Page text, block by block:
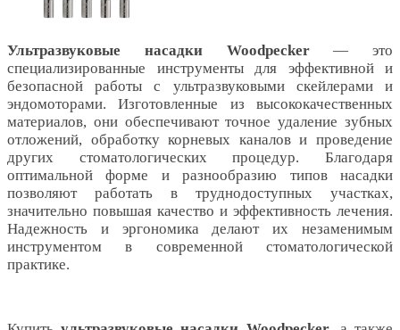
Ультразвуковые насадки Woodpecker— это
специализированные инструменты для эффективной и
безопасной работы с ультразвуковыми скейлерами и
эндомоторами. Изготовленные из высококачественных
материалов, они обеспечивают точное удаление зубных
отложений, обработку корневых каналов и проведение
других стоматологических процедур. Благодаря
оптимальной форме и разнообразию типов насадки
позволяют работать в труднодоступных участках,
значительно повышая качество и эффективность лечения.
Надежность и эргономика делают их незаменимым
инструментом в современной стоматологической
практике.